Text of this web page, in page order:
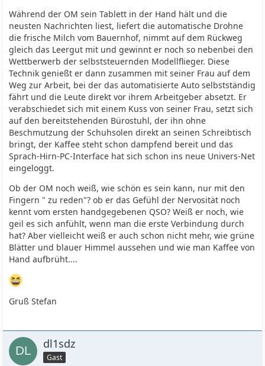
Während der OM sein Tablett in der Hand hält und die
neusten Nachrichten liest, liefert die automatische Drohne
die frische Milch vom Bauernhof, nimmt auf dem Rückweg
gleich das Leergut mit und gewinnt er noch so nebenbei den
Wettberwerb der selbststeuernden Modellflieger. Diese
Technik genießt er dann zusammen mit seiner Frau auf dem
Weg zur Arbeit, bei der das automatisierte Auto selbstständig
fährt und die Leute direkt vor ihrem Arbeitgeber absetzt. Er
verabschiedet sich mit einem Kuss von seiner Frau, setzt sich
auf den bereitstehenden Bürostuhl, der ihn ohne
Beschmutzung der Schuhsolen direkt an seinen Schreibtisch
bringt, der Kaffee steht schon dampfend bereit und das
Sprach-Hirn-PC-Interface hat sich schon ins neue Univers-Net
eingeloggt.
Ob der OM noch weiß, wie schön es sein kann, nur mit den
Fingern " zu reden"? ob er das Gefühl der Nervosität noch
kennt vom ersten handgegebenen QSO? Weiß er noch, wie
geil es sich anfühlt, wenn man die erste Verbindung durch
hat? Aber vielleicht weiß er auch schon nicht mehr, wie grüne
Blätter und blauer Himmel aussehen und wie man Kaffee von
Hand aufbrüht....
Gruß Stefan
dl1sdz
Gast